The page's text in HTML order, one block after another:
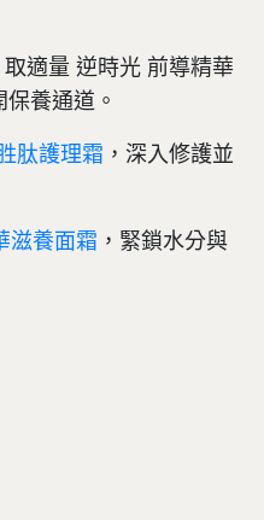
適量 逆時光 前導精華
養通道。
肽護理霜 ，深入修護並
滋養面霜 ，緊鎖水分與